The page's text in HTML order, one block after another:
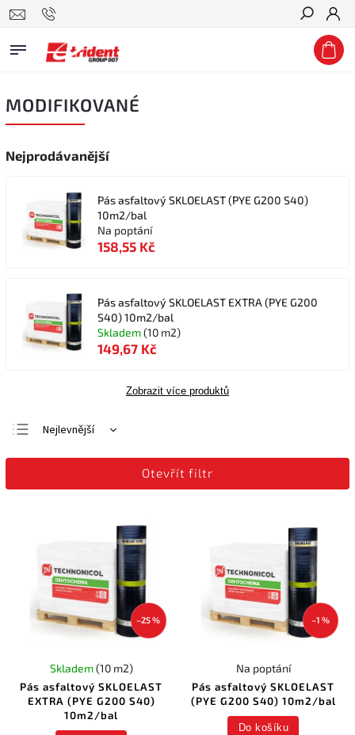
Hledat
MODIFIKOVANÉ
Nejprodávanější
Pás asfaltový SKLOELAST (PYE G200 S40)
10m2/bal
Na poptání
158,55 Kč
Pás asfaltový SKLOELAST EXTRA (PYE G200
S40) 10m2/bal
Skladem(10 m2)
149,67 Kč
Zobrazit více produktů
Nejlevnější
Nejdražší
Otevřít filtr
–25 %
Pás asfaltový SKLOELAST
EXTRA (PYE G200 S40)
10m2/bal
Skladem(10 m2)
–1 %
Pás asfaltový SKLOELAST
(PYE G200 S40) 10m2/bal
Na poptání
Do košíku